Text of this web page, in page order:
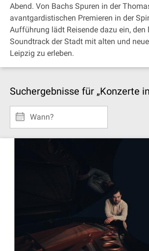
Abend. Von Bachs Spuren in der
avantgardistischen Premieren in der
Aufführung lädt Reisende dazu ein, den
Soundtrack der Stadt mit alten und
Leipzig zu erleben.
Suchergebnisse für „Konzerte
Wann?